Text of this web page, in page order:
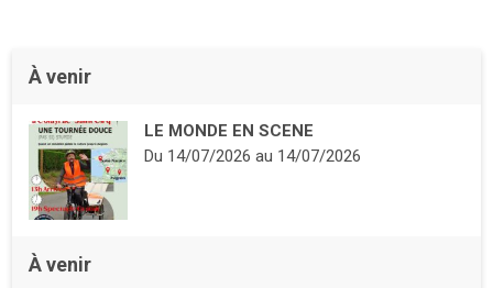
À venir
LE MONDE EN SCENE
Du 14/07/2026au 14/07/2026
À venir